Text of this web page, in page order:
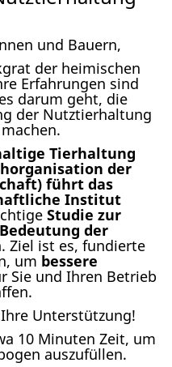
und Bauern,
der heimischen
Erfahrungen sind
darum geht, die
der Nutztierhaltung
Tierhaltung
der
führt das
Institut
Studie zur
der
Ziel ist es, fundierte
um bessere
Sie und Ihren Betrieb
Unterstützung!
10 Minuten Zeit, um
auszufüllen.